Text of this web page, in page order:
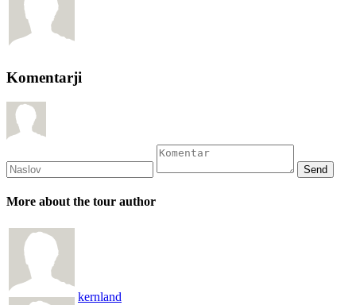
Komentarji
More about the tour author
kernland